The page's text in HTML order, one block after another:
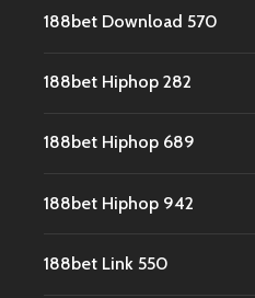
188bet Download 570
188bet Hiphop 282
188bet Hiphop 689
188bet Hiphop 942
188bet Link 550